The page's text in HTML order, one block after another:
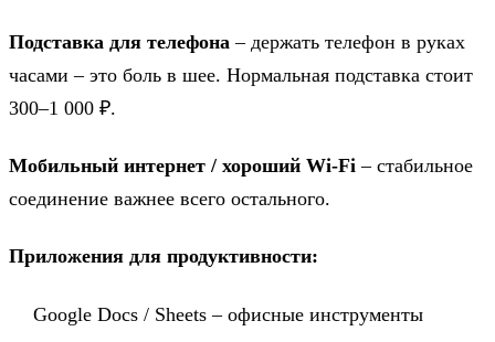
Подставка для телефона – держать телефон в руках
часами – это боль в шее. Нормальная подставка стоит
300–1 000 ₽.
Мобильный интернет / хороший Wi-Fi – стабильное
соединение важнее всего остального.
Приложения для продуктивности:
Google Docs / Sheets – офисные инструменты